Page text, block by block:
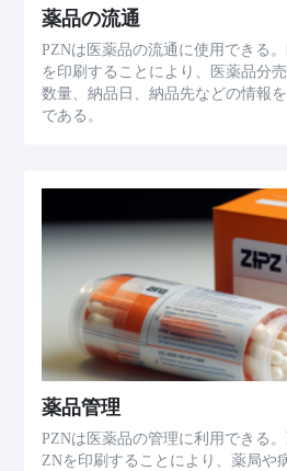
薬品の流通
PZNは医薬品の流通に使用できる
を印刷することにより、医薬品分
数量、納品日、納品先などの情報
である。
薬品管理
PZNは医薬品の管理に利用できる
ZNを印刷することにより、薬局や